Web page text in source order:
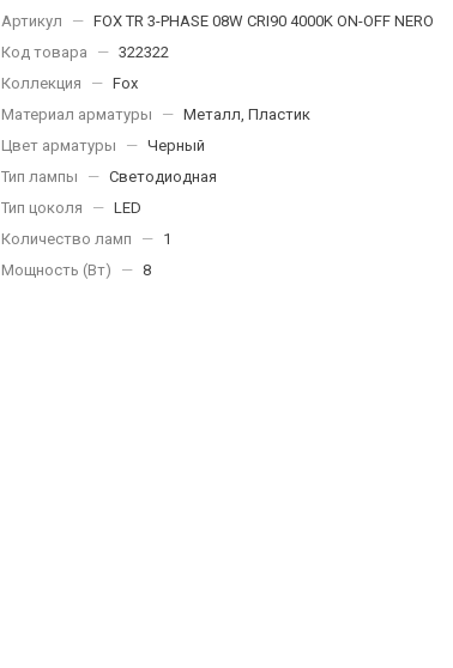
Артикул — FOX TR 3-PHASE 08W CRI90 4000K ON-OFF NERO
Код товара
— 322322
Коллекция
— Fox
Материал арматуры
— Металл, Пластик
Цвет арматуры
— Черный
Тип лампы
— Светодиодная
Тип цоколя
— LED
Количество ламп
— 1
Мощность (Вт)
— 8